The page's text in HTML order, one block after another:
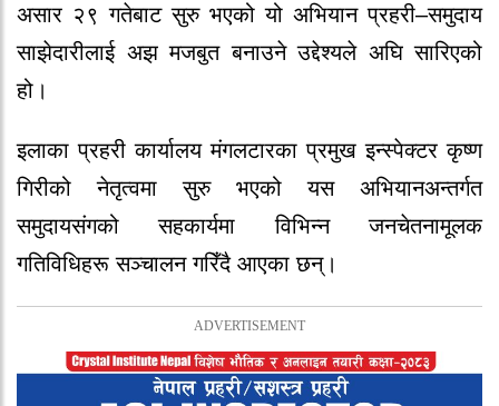
असार २९ गतेबाट सुरु भएको यो अभियान प्रहरी–समुदाय
साझेदारीलाई अझ मजबुत बनाउने उद्देश्यले अघि सारिएको
हो।
इलाका प्रहरी कार्यालय मंगलटारका प्रमुख इन्स्पेक्टर कृष्ण
गिरीको नेतृत्वमा सुरु भएको यस अभियानअन्तर्गत
समुदायसंगको सहकार्यमा विभिन्न जनचेतनामूलक
गतिविधिहरू सञ्चालन गरिँदै आएका छन्।